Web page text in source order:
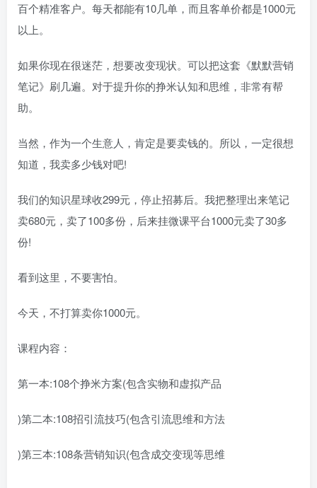
百个精准客户。每天都能有10几单，而且客单价都是1000元
以上。
如果你现在很迷茫，想要改变现状。可以把这套《默默营销
笔记》刷几遍。对于提升你的挣米认知和思维，非常有帮
助。
当然，作为一个生意人，肯定是要卖钱的。所以，一定很想
知道，我卖多少钱对吧!
我们的知识星球收299元，停止招募后。我把整理出来笔记
卖680元，卖了100多份，后来挂微课平台1000元卖了30多
份!
看到这里，不要害怕。
今天，不打算卖你1000元。
课程内容：
第一本:108个挣米方案(包含实物和虚拟产品
)第二本:108招引流技巧(包含引流思维和方法
)第三本:108条营销知识(包含成交变现等思维